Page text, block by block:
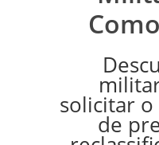
solicitar
de